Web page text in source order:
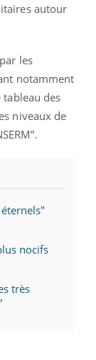
autour
les
notamment
tableau des
niveaux de
nocifs
très